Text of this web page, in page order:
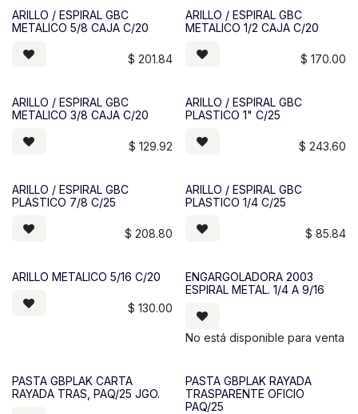
ARILLO / ESPIRAL GBC
METALICO 5/8 CAJA C/20
$ 201.84
ARILLO / ESPIRAL GBC
METALICO 1/2 CAJA C/20
$ 170.00
ARILLO / ESPIRAL GBC
METALICO 3/8 CAJA C/20
$ 129.92
ARILLO / ESPIRAL GBC
PLASTICO 1" C/25
$ 243.60
ARILLO / ESPIRAL GBC
PLASTICO 7/8 C/25
$ 208.80
ARILLO / ESPIRAL GBC
PLASTICO 1/4 C/25
$ 85.84
ARILLO METALICO 5/16 C/20
$ 130.00
ENGARGOLADORA 2003
ESPIRAL METAL. 1/4 A 9/16
No está disponible para venta
PASTA GBPLAK CARTA
RAYADA TRAS, PAQ/25 JGO.
PASTA GBPLAK RAYADA
TRASPARENTE OFICIO
PAQ/25